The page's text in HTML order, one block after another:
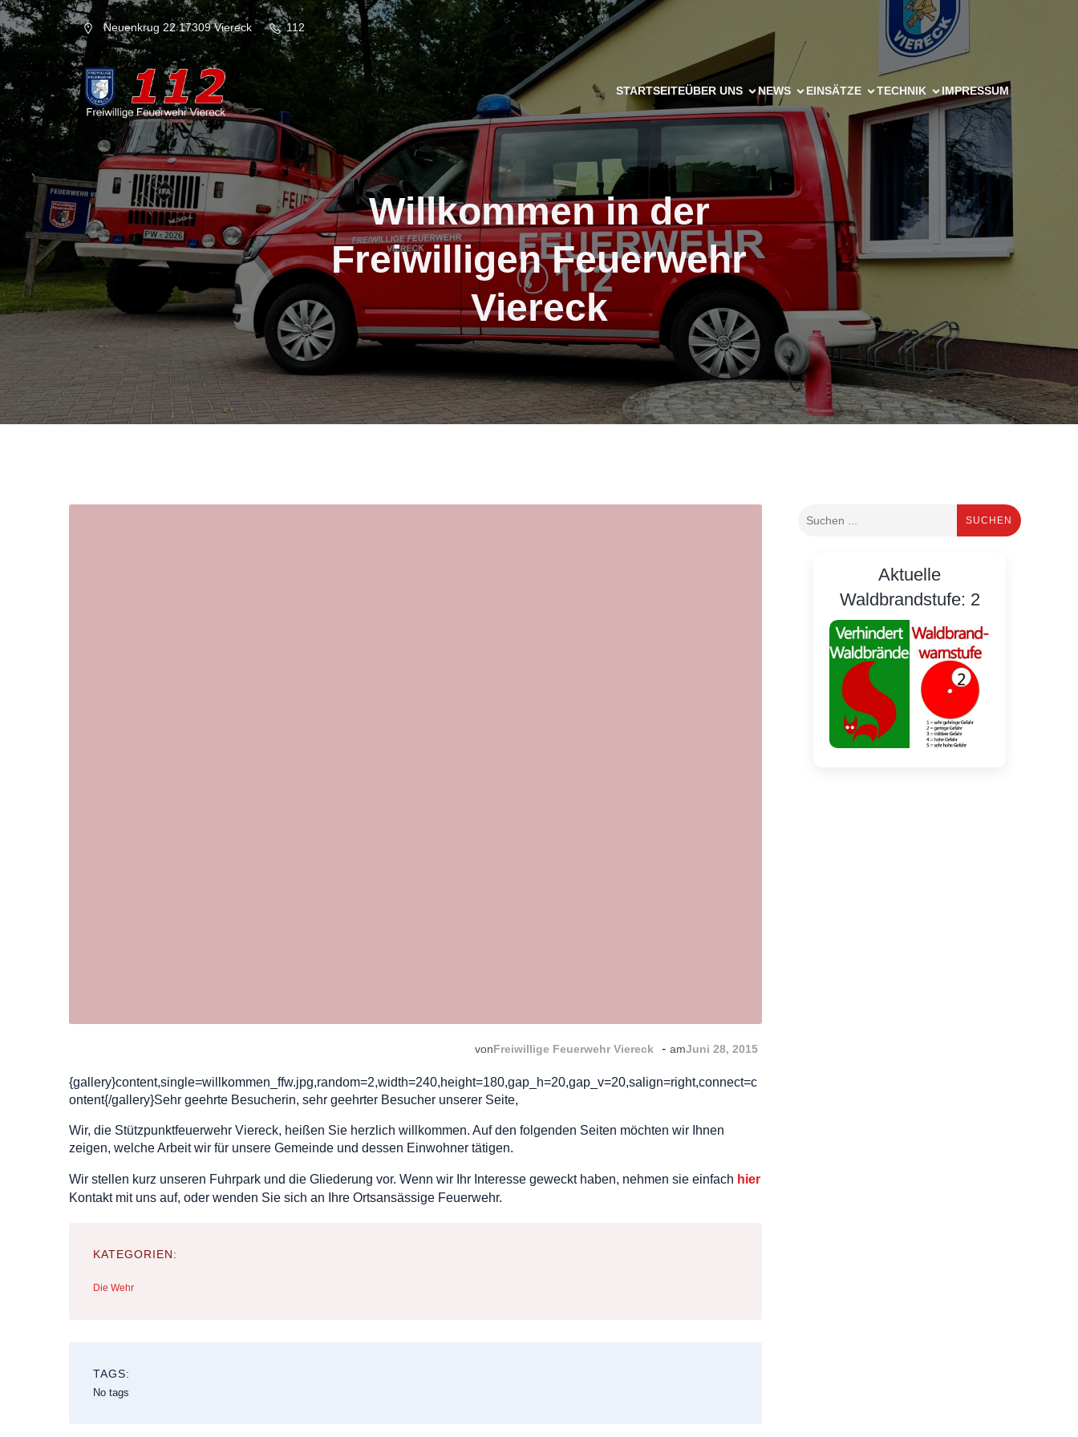
Neuenkrug 22 17309 Viereck 112
STARTSEITEÜBER UNS NEWS EINSÄTZE TECHNIK IMPRESSUM
Willkommen in der
Freiwilligen Feuerwehr
Viereck
vonFreiwillige Feuerwehr Viereck - amJuni 28, 2015
{gallery}content,single=willkommen_ffw.jpg,random=2,width=240,height=180,gap_h=20,gap_v=20,salign=right,connect=c
ontent{/gallery}Sehr geehrte Besucherin, sehr geehrter Besucher unserer Seite,
Wir, die Stützpunktfeuerwehr Viereck, heißen Sie herzlich willkommen. Auf den folgenden Seiten möchten wir Ihnen
zeigen, welche Arbeit wir für unsere Gemeinde und dessen Einwohner tätigen.
Wir stellen kurz unseren Fuhrpark und die Gliederung vor. Wenn wir Ihr Interesse geweckt haben, nehmen sie einfach hier
Kontakt mit uns auf, oder wenden Sie sich an Ihre Ortsansässige Feuerwehr.
KATEGORIEN:
Die Wehr
TAGS:
No tags
SUCHEN
Aktuelle
Waldbrandstufe: 2